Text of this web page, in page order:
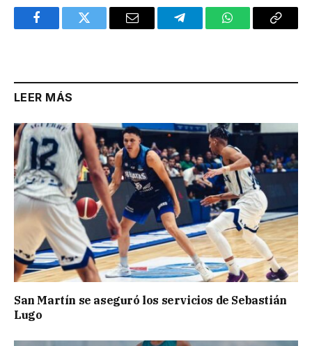
FacebookTwitter Email TelegramWhatsAppCopy
LEER MÁS
San Martín se aseguró los servicios de Sebastián
Lugo